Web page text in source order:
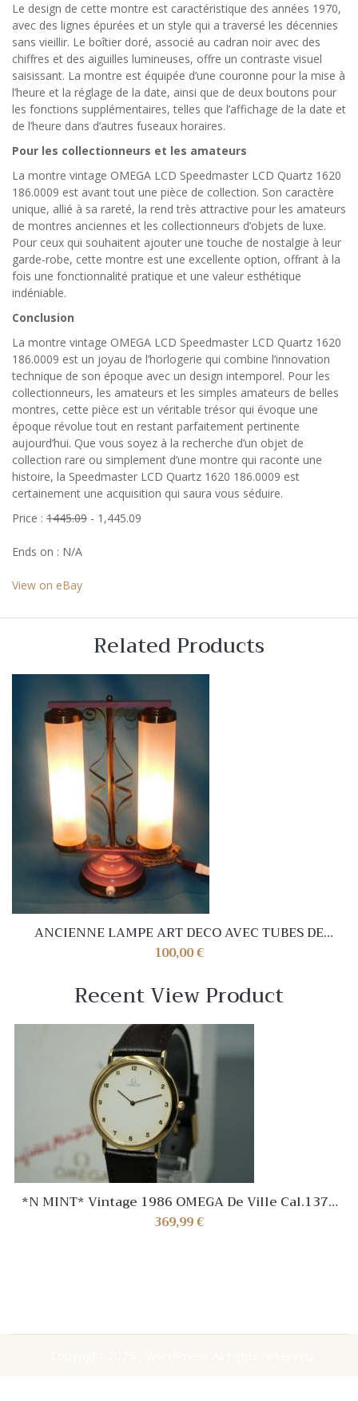
Le design de cette montre est caractéristique des années 1970,
avec des lignes épurées et un style qui a traversé les décennies
sans vieillir. Le boîtier doré, associé au cadran noir avec des
chiffres et des aiguilles lumineuses, offre un contraste visuel
saisissant. La montre est équipée d’une couronne pour la mise à
l’heure et la réglage de la date, ainsi que de deux boutons pour
les fonctions supplémentaires, telles que l’affichage de la date et
de l’heure dans d’autres fuseaux horaires.
Pour les collectionneurs et les amateurs
La montre vintage OMEGA LCD Speedmaster LCD Quartz 1620
186.0009 est avant tout une pièce de collection. Son caractère
unique, allié à sa rareté, la rend très attractive pour les amateurs
de montres anciennes et les collectionneurs d’objets de luxe.
Pour ceux qui souhaitent ajouter une touche de nostalgie à leur
garde-robe, cette montre est une excellente option, offrant à la
fois une fonctionnalité pratique et une valeur esthétique
indéniable.
Conclusion
La montre vintage OMEGA LCD Speedmaster LCD Quartz 1620
186.0009 est un joyau de l’horlogerie qui combine l’innovation
technique de son époque avec un design intemporel. Pour les
collectionneurs, les amateurs et les simples amateurs de belles
montres, cette pièce est un véritable trésor qui évoque une
époque révolue tout en restant parfaitement pertinente
aujourd’hui. Que vous soyez à la recherche d’un objet de
collection rare ou simplement d’une montre qui raconte une
histoire, la Speedmaster LCD Quartz 1620 186.0009 est
certainement une acquisition qui saura vous séduire.
Price : 1445.09 - 1,445.09
Ends on : N/A
View on eBay
Related Products
ANCIENNE LAMPE ART DECO AVEC TUBES DE
VERRE . ROSE MAUVE . 31 cm . TRES BEL ETAT
100,00€
Recent View Product
*N MINT* Vintage 1986 OMEGA De Ville Cal.1378
Quartz White Dial 32mm Mens Watch
369,99€